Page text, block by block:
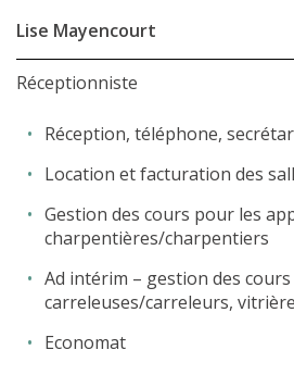
Actualités
Contact
proFonds
Portes ouvertes 2026
Cours interentreprises
Tests d’aptitudes
Accès et plan de l’école
Recherche
(Par exemple: un métier ou une
Lise Mayencourt
Réceptionniste
Réception, téléphone,
Location et facturation des
Gestion des cours pour les
charpentières/charpentiers
Ad intérim – gestion des cours
carreleuses/carreleurs,
Economat